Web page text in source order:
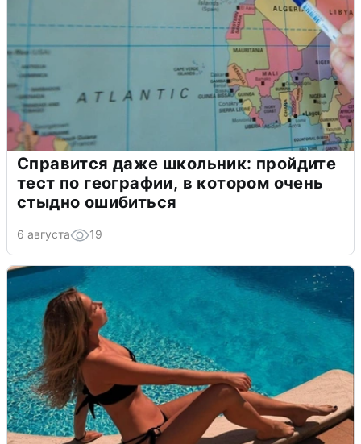
Справится даже школьник: пройдите
тест по географии, в котором очень
стыдно ошибиться
6 августа 19